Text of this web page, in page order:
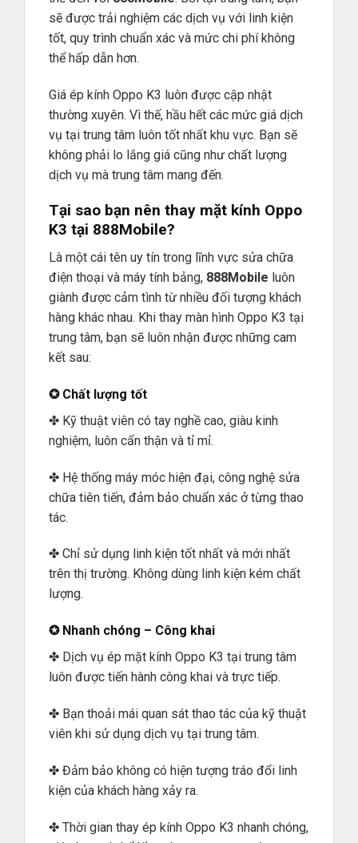
sẽ được trải nghiệm các dịch vụ với linh kiện
tốt, quy trình chuẩn xác và mức chi phí không
thể hấp dẫn hơn.
Giá ép kính Oppo K3 luôn được cập nhật
thường xuyên. Vì thế, hầu hết các mức giá dịch
vụ tại trung tâm luôn tốt nhất khu vực. Bạn sẽ
không phải lo lắng giá cũng như chất lượng
dịch vụ mà trung tâm mang đến.
Tại sao bạn nên thay mặt kính Oppo
K3 tại 888Mobile?
Là một cái tên uy tín trong lĩnh vực sửa chữa
điện thoại và máy tính bảng, 888Mobile luôn
giành được cảm tình từ nhiều đối tượng khách
hàng khác nhau. Khi thay màn hình Oppo K3 tại
trung tâm, bạn sẽ luôn nhận được những cam
kết sau:
✪ Chất lượng tốt
✤ Kỹ thuật viên có tay nghề cao, giàu kinh
nghiệm, luôn cẩn thận và tỉ mỉ.
✤ Hệ thống máy móc hiện đại, công nghệ sửa
chữa tiên tiến, đảm bảo chuẩn xác ở từng thao
tác.
✤ Chỉ sử dụng linh kiện tốt nhất và mới nhất
trên thị trường. Không dùng linh kiện kém chất
lượng.
✪ Nhanh chóng – Công khai
✤ Dịch vụ ép mặt kính Oppo K3 tại trung tâm
luôn được tiến hành công khai và trực tiếp.
✤ Bạn thoải mái quan sát thao tác của kỹ thuật
viên khi sử dụng dịch vụ tại trung tâm.
✤ Đảm bảo không có hiện tượng tráo đổi linh
kiện của khách hàng xảy ra.
✤ Thời gian thay ép kính Oppo K3 nhanh chóng,